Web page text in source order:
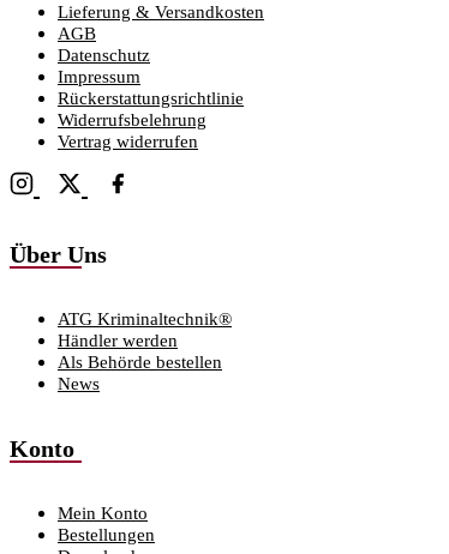
Lieferung & Versandkosten
AGB
Datenschutz
Impressum
Rückerstattungsrichtlinie
Widerrufsbelehrung
Vertrag widerrufen
Über Uns
ATG Kriminaltechnik®
Händler werden
Als Behörde bestellen
News
Konto
Mein Konto
Bestellungen